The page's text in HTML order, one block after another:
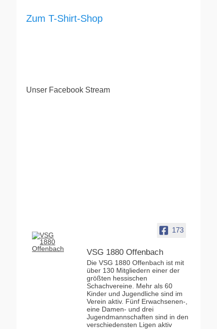
Zum T-Shirt-Shop
Unser Facebook Stream
173
VSG 1880 Offenbach
Die VSG 1880 Offenbach ist mit
über 130 Mitgliedern einer der
größten hessischen
Schachvereine. Mehr als 60
Kinder und Jugendliche sind im
Verein aktiv. Fünf Erwachsenen-,
eine Damen- und drei
Jugendmannschaften sind in den
verschiedensten Ligen aktiv